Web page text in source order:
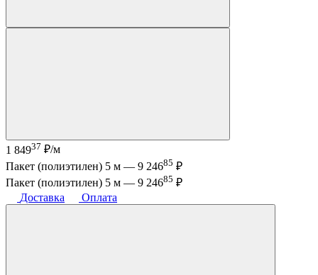
1 84937 ₽/м
Пакет (полиэтилен) 5 м — 9 24685 ₽
Пакет (полиэтилен) 5 м — 9 24685 ₽
Доставка
Оплата